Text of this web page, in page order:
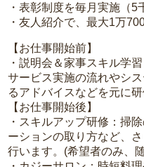
・表彰制度を毎月実施（5
・友人紹介で、最大1万
【お仕事開始前】
・説明会＆家事スキル学習
サービス実施の流れやシ
るアドバイスなどを元に研
【お仕事開始後】
・スキルアップ研修：掃
ーションの取り方など、
行います。(希望者のみ、